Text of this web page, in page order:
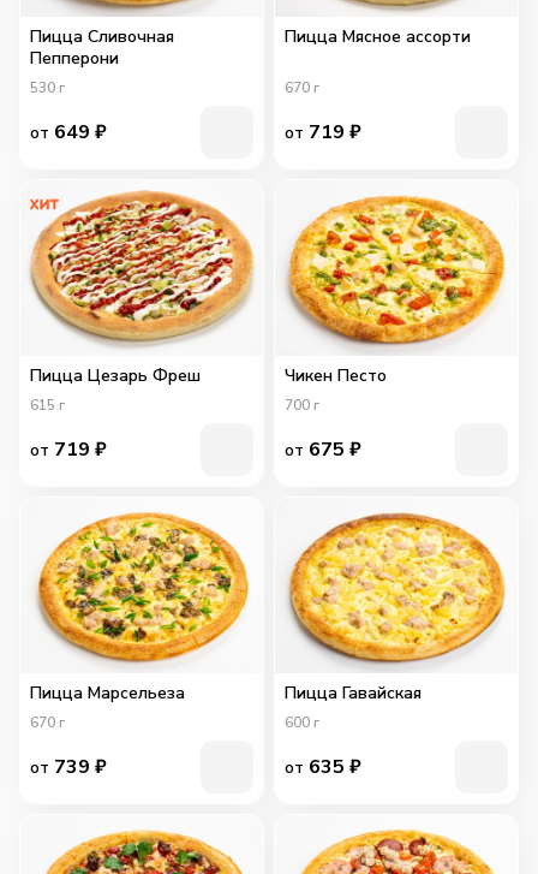
Пицца Сливочная
Пепперони
530 г
от 649 ₽
Пицца Мясное ассорти
670 г
от 719 ₽
Пицца Цезарь Фреш
615 г
от 719 ₽
Чикен Песто
700 г
от 675 ₽
Пицца Марсельеза
670 г
от 739 ₽
Пицца Гавайская
600 г
от 635 ₽